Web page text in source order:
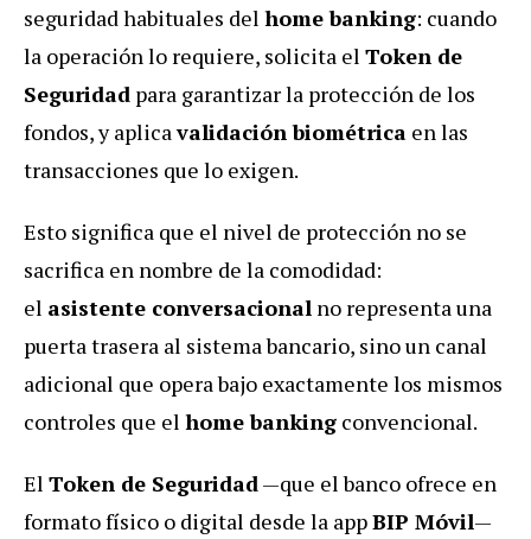
seguridad habituales del home banking: cuando
la operación lo requiere, solicita el Token de
Seguridad para garantizar la protección de los
fondos, y aplicavalidación biométrica en las
transacciones que lo exigen.
Esto significa que el nivel de protección no se
sacrifica en nombre de la comodidad:
el asistente conversacional no representa una
puerta trasera al sistema bancario, sino un canal
adicional que opera bajo exactamente los mismos
controles que el home banking convencional.
El Token de Seguridad—que el banco ofrece en
formato físico o digital desde la appBIP Móvil—